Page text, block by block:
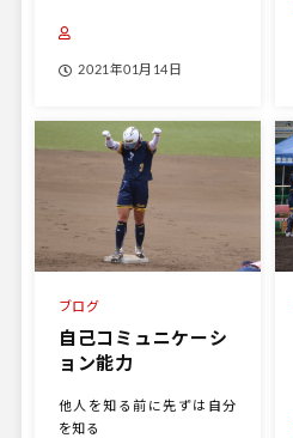
2021年01月14日
ブログ
自己コミュニケーシ
ョン能力
他人を知る前に先ずは自分
を知る